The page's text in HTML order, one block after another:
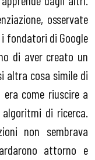
osservate
fondatori di Google
di aver creato un
altra cosa simile di
era come riuscire a
di ricerca.
non sembrava
attorno e